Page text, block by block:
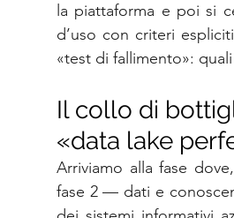
la piattaforma e poi si
d’uso con criteri
«test di fallimento»:
Il collo di
«data lake
Arriviamo alla fase
fase 2 — dati e